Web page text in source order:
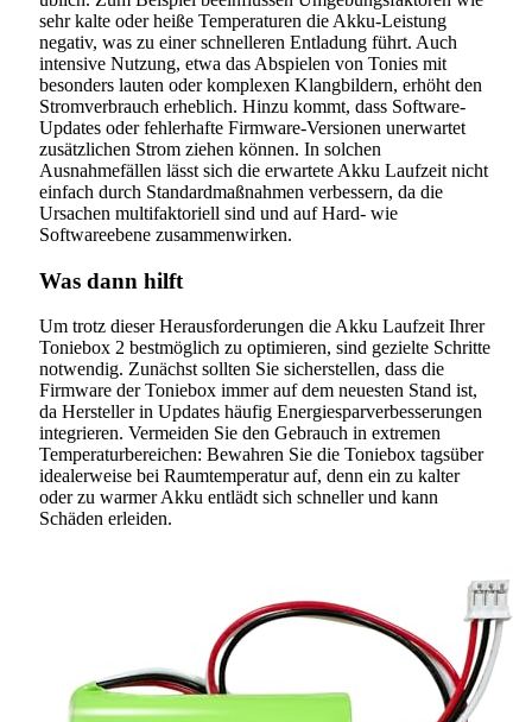
sehr kalte oder heiße Temperaturen die Akku-Leistung
negativ, was zu einer schnelleren Entladung führt. Auch
intensive Nutzung, etwa das Abspielen von Tonies mit
besonders lauten oder komplexen Klangbildern, erhöht den
Stromverbrauch erheblich. Hinzu kommt, dass Software-
Updates oder fehlerhafte Firmware-Versionen unerwartet
zusätzlichen Strom ziehen können. In solchen
Ausnahmefällen lässt sich die erwartete Akku Laufzeit nicht
einfach durch Standardmaßnahmen verbessern, da die
Ursachen multifaktoriell sind und auf Hard- wie
Softwareebene zusammenwirken.
Was dann hilft
Um trotz dieser Herausforderungen die Akku Laufzeit Ihrer
Toniebox 2 bestmöglich zu optimieren, sind gezielte Schritte
notwendig. Zunächst sollten Sie sicherstellen, dass die
Firmware der Toniebox immer auf dem neuesten Stand ist,
da Hersteller in Updates häufig Energiesparverbesserungen
integrieren. Vermeiden Sie den Gebrauch in extremen
Temperaturbereichen: Bewahren Sie die Toniebox tagsüber
idealerweise bei Raumtemperatur auf, denn ein zu kalter
oder zu warmer Akku entlädt sich schneller und kann
Schäden erleiden.